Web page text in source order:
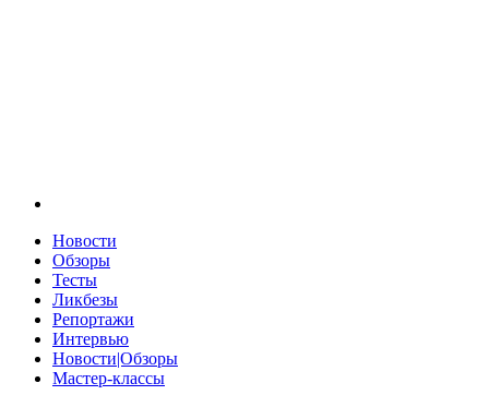
Новости
Обзоры
Тесты
Ликбезы
Репортажи
Интервью
Новости|Обзоры
Мастер-классы